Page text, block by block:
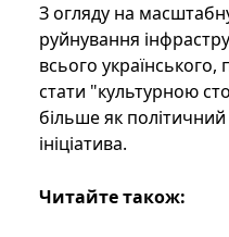
З огляду на
руйнування
всього українського,
стати "культурною
більше як
ініціатива.
Читайте також: